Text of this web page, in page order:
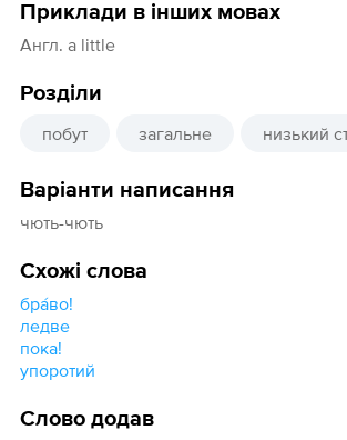
Приклади в інших мовах
Англ. a little
Розділи
побут загальне низький
Варіанти написання
чють-чють
Схожі слова
бра́во!
ледве
пока!
упоротий
Слово додав